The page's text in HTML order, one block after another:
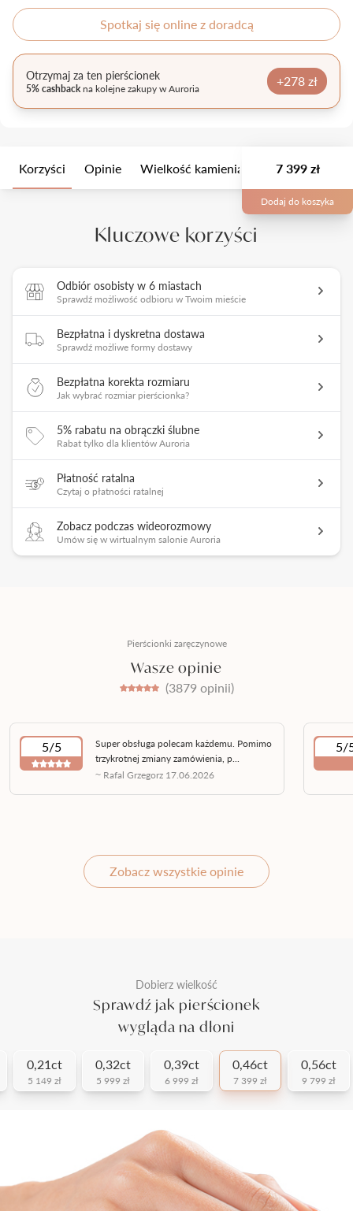
Spotkaj się online z doradcą
Otrzymaj za ten pierścionek
5% cashbackna kolejne zakupy w Auroria +278 zł
Korzyści Opinie Wielkość kamienia Opis
7 399 zł
Dodaj do koszyka
Kluczowe korzyści
Odbiór osobisty w 6 miastach
Sprawdź możliwość odbioru w Twoim mieście
Bezpłatna i dyskretna dostawa
Sprawdź możliwe formy dostawy
Bezpłatna korekta rozmiaru
Jak wybrać rozmiar pierścionka?
5% rabatu na obrączki ślubne
Rabat tylko dla klientów Auroria
Płatność ratalna
Czytaj o płatności ratalnej
Zobacz podczas wideorozmowy
Umów się w wirtualnym salonie Auroria
Pierścionki zaręczynowe
Wasze opinie
(3879 opinii)
5/5
Super obsługa polecam każdemu. Pomimo
trzykrotnej zmiany zamówienia, p...
~ Rafal Grzegorz 17.06.2026
5/
Zobacz wszystkie opinie
Dobierz wielkość
Sprawdź jak pierścionek
wygląda na dłoni
0,21ct
5 149 zł
0,32ct
5 999 zł
0,39ct
6 999 zł
0,46ct
7 399 zł
0,56ct
9 799 zł